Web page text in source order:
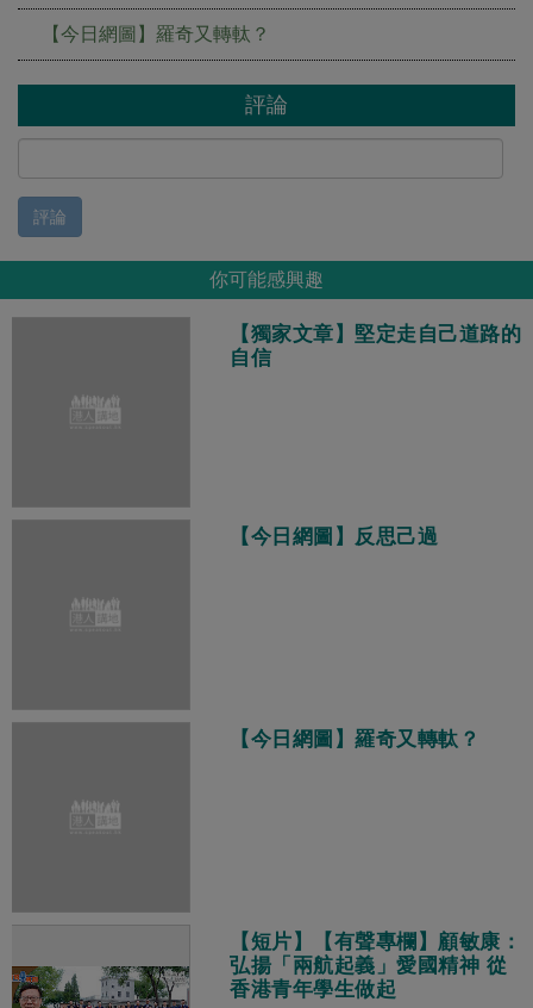
【今日網圖】羅奇又轉軚？
評論
評論
你可能感興趣
【獨家文章】堅定走自己道路的
自信
【今日網圖】反思己過
【今日網圖】羅奇又轉軚？
【短片】【有聲專欄】顧敏康：
弘揚「兩航起義」愛國精神 從
香港青年學生做起